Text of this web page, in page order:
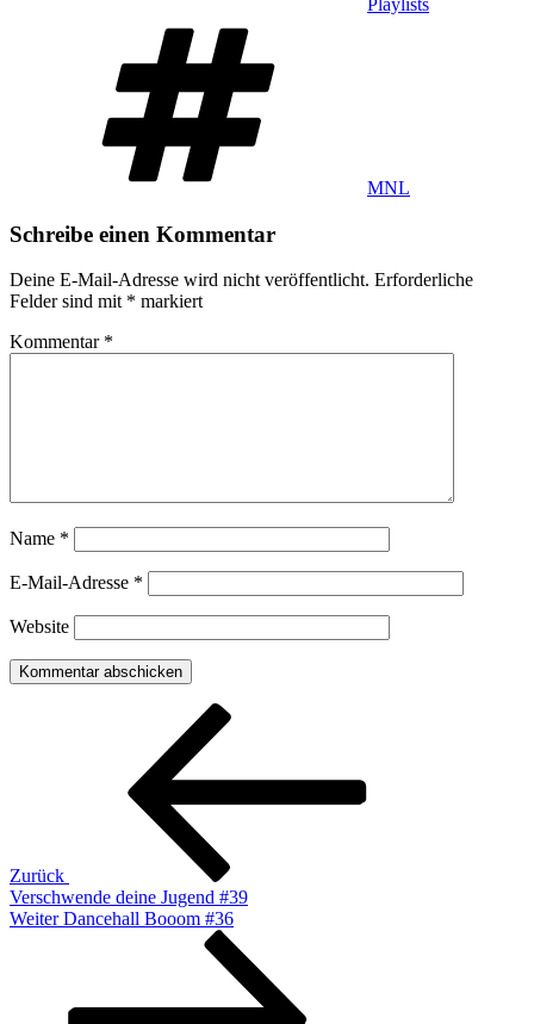
MNL
Schreibe einen Kommentar
Deine E-Mail-Adresse wird nicht veröffentlicht. Erforderliche
Felder sind mit * markiert
Kommentar *
Name *
E-Mail-Adresse *
Website
Beitragsnavigation
Zurück
Verschwende deine Jugend #39
Nächster
Weiter Dancehall Booom #36